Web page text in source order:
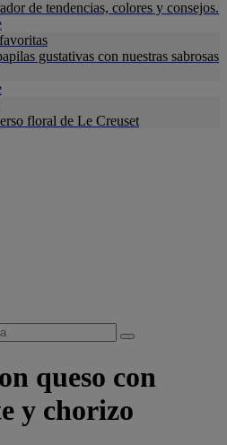
de tendencias, colores y consejos.
gustativas con nuestras sabrosas
floral de Le Creuset
queso con
y chorizo